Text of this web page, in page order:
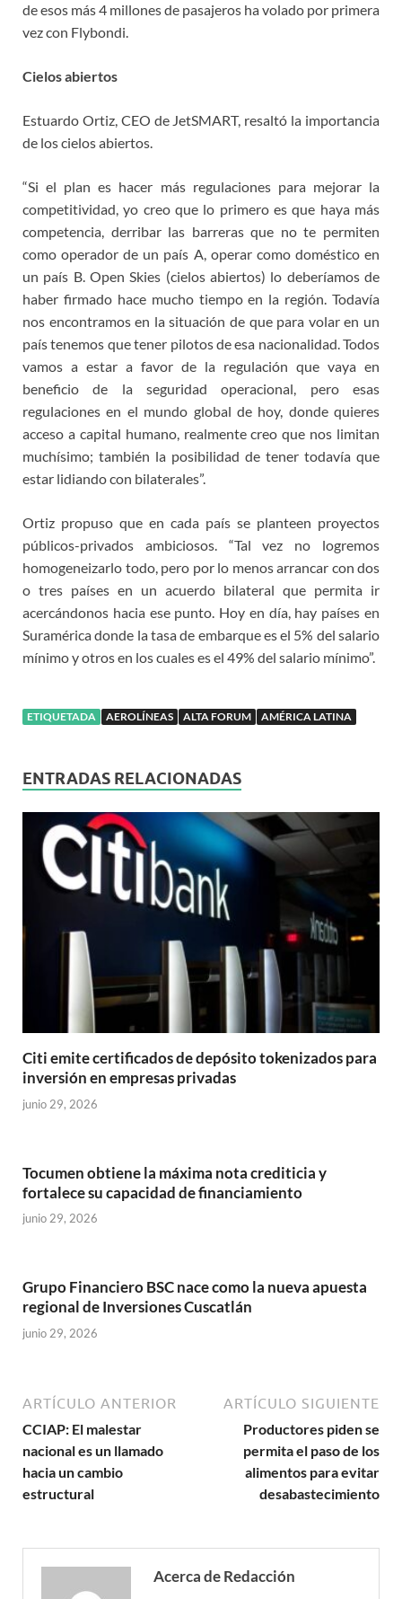
de esos más 4 millones de pasajeros ha volado por primera
vez con Flybondi.
Cielos abiertos
Estuardo Ortiz, CEO de JetSMART, resaltó la importancia
de los cielos abiertos.
“Si el plan es hacer más regulaciones para mejorar la
competitividad, yo creo que lo primero es que haya más
competencia, derribar las barreras que no te permiten
como operador de un país A, operar como doméstico en
un país B. Open Skies (cielos abiertos) lo deberíamos de
haber firmado hace mucho tiempo en la región. Todavía
nos encontramos en la situación de que para volar en un
país tenemos que tener pilotos de esa nacionalidad. Todos
vamos a estar a favor de la regulación que vaya en
beneficio de la seguridad operacional, pero esas
regulaciones en el mundo global de hoy, donde quieres
acceso a capital humano, realmente creo que nos limitan
muchísimo; también la posibilidad de tener todavía que
estar lidiando con bilaterales”.
Ortiz propuso que en cada país se planteen proyectos
públicos-privados ambiciosos. “Tal vez no logremos
homogeneizarlo todo, pero por lo menos arrancar con dos
o tres países en un acuerdo bilateral que permita ir
acercándonos hacia ese punto. Hoy en día, hay países en
Suramérica donde la tasa de embarque es el 5% del salario
mínimo y otros en los cuales es el 49% del salario mínimo”.
ETIQUETADA AEROLÍNEAS ALTA FORUM AMÉRICA LATINA
ENTRADAS RELACIONADAS
Citi emite certificados de depósito tokenizados para
inversión en empresas privadas
junio 29, 2026
Tocumen obtiene la máxima nota crediticia y
fortalece su capacidad de financiamiento
junio 29, 2026
Grupo Financiero BSC nace como la nueva apuesta
regional de Inversiones Cuscatlán
junio 29, 2026
ARTÍCULO ANTERIOR
CCIAP: El malestar
nacional es un llamado
hacia un cambio
estructural
ARTÍCULO SIGUIENTE
Productores piden se
permita el paso de los
alimentos para evitar
desabastecimiento
Acerca de Redacción